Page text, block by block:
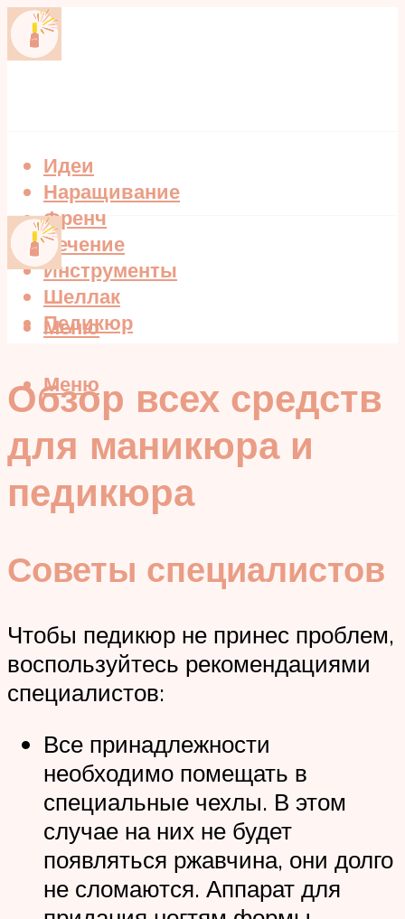
Идеи
Наращивание
Френч
Лечение
Инструменты
Шеллак
Педикюр
Меню
Меню
Обзор всех средств
для маникюра и
педикюра
Советы специалистов
Чтобы педикюр не принес проблем,
воспользуйтесь рекомендациями
специалистов:
Все принадлежности
необходимо помещать в
специальные чехлы. В этом
случае на них не будет
появляться ржавчина, они долго
не сломаются. Аппарат для